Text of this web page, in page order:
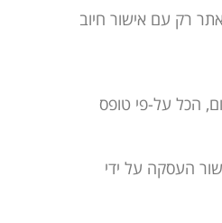
רק עם אישור חיוב
הכל על-פי טופס
העסקה על ידי